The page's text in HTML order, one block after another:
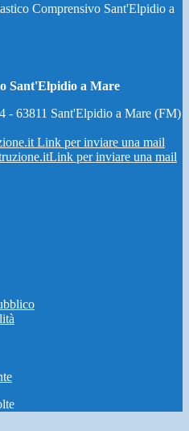
Comprensivo Sant'Elpidio a
Sant'Elpidio a Mare
- 63811 Sant'Elpidio a Mare (FM)
Link per inviare una mail
Link per inviare una mail